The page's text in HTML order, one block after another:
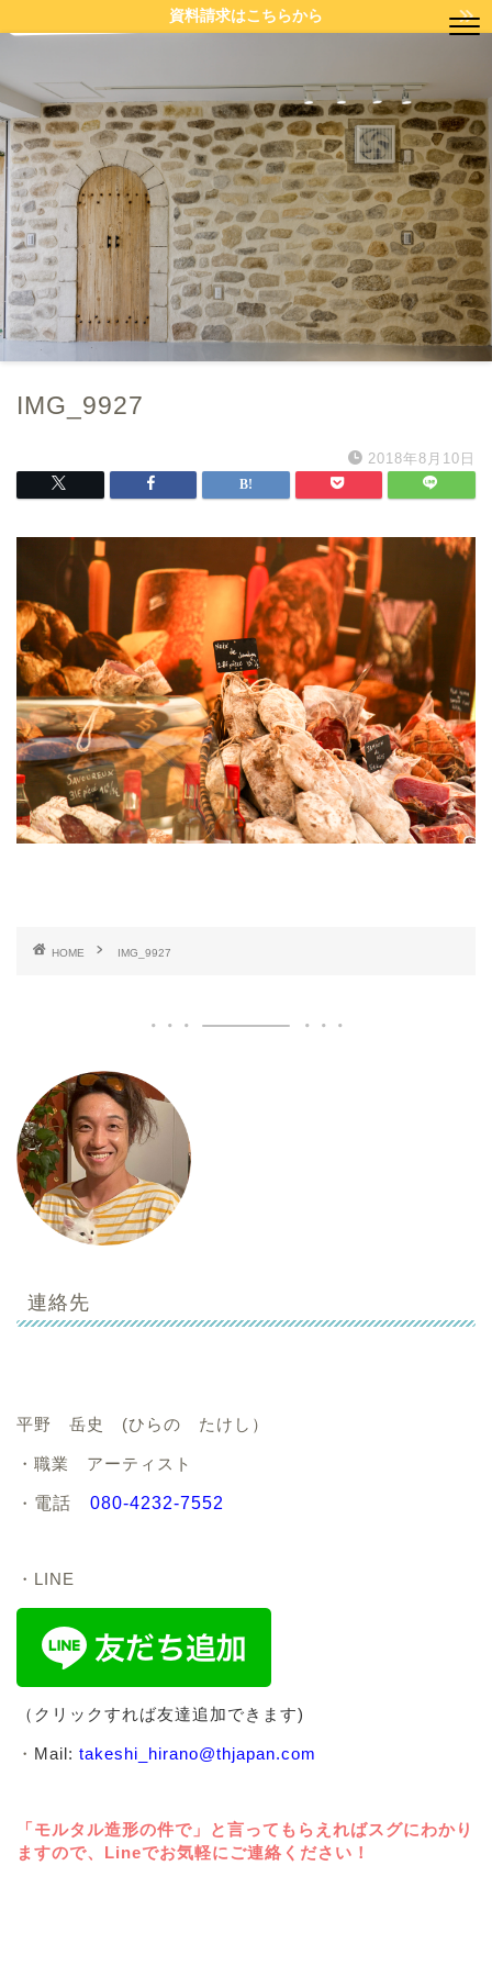
資料請求はこちらから
IMG_9927
2018年8月10日
HOME IMG_9927
連絡先
平野 岳史 (ひらの たけし）
・職業 アーティスト
・ 電話 080-4232-7552
・LINE
（クリックすれば友達追加できます)
・ Mail: takeshi_hirano@thjapan.com
「モルタル造形の件で」と言ってもらえればスグにわかり
ますので、Lineでお気軽にご連絡ください！